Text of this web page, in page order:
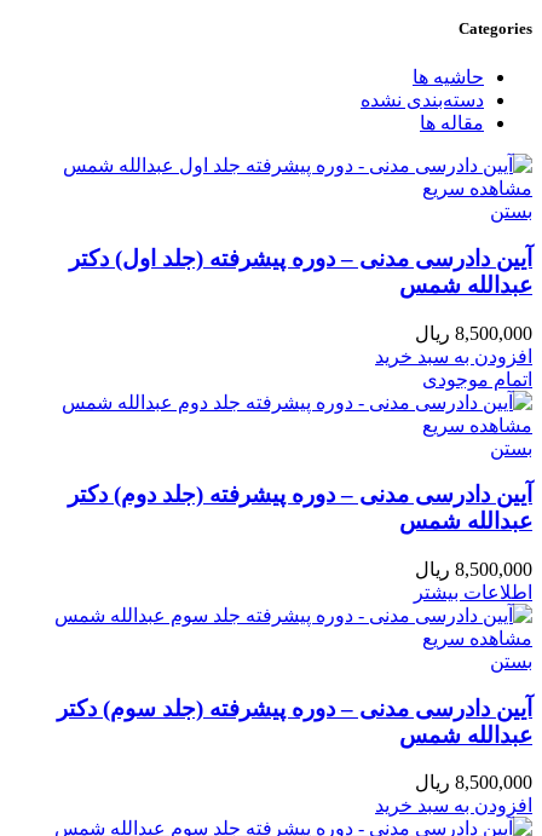
Categories
حاشیه ها
دسته‌بندی نشده
مقاله ها
مشاهده سریع
بستن
آیین دادرسی مدنی – دوره پیشرفته (جلد اول) دکتر
عبدالله شمس
8,500,000 ریال
افزودن به سبد خرید
اتمام موجودی
مشاهده سریع
بستن
آیین دادرسی مدنی – دوره پیشرفته (جلد دوم) دکتر
عبدالله شمس
8,500,000 ریال
اطلاعات بیشتر
مشاهده سریع
بستن
آیین دادرسی مدنی – دوره پیشرفته (جلد سوم) دکتر
عبدالله شمس
8,500,000 ریال
افزودن به سبد خرید